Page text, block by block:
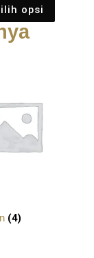
opsi
(4)